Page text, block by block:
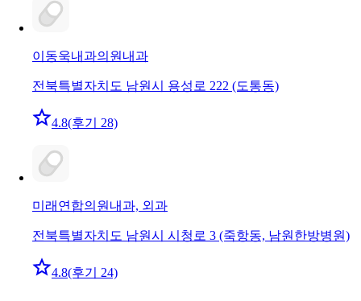
이동욱내과의원 내과
전북특별자치도 남원시 용성로 222 (도통동)
4.8(후기 28)
미래연합의원 내과, 외과
전북특별자치도 남원시 시청로 3 (죽항동, 남원한방병원)
4.8(후기 24)